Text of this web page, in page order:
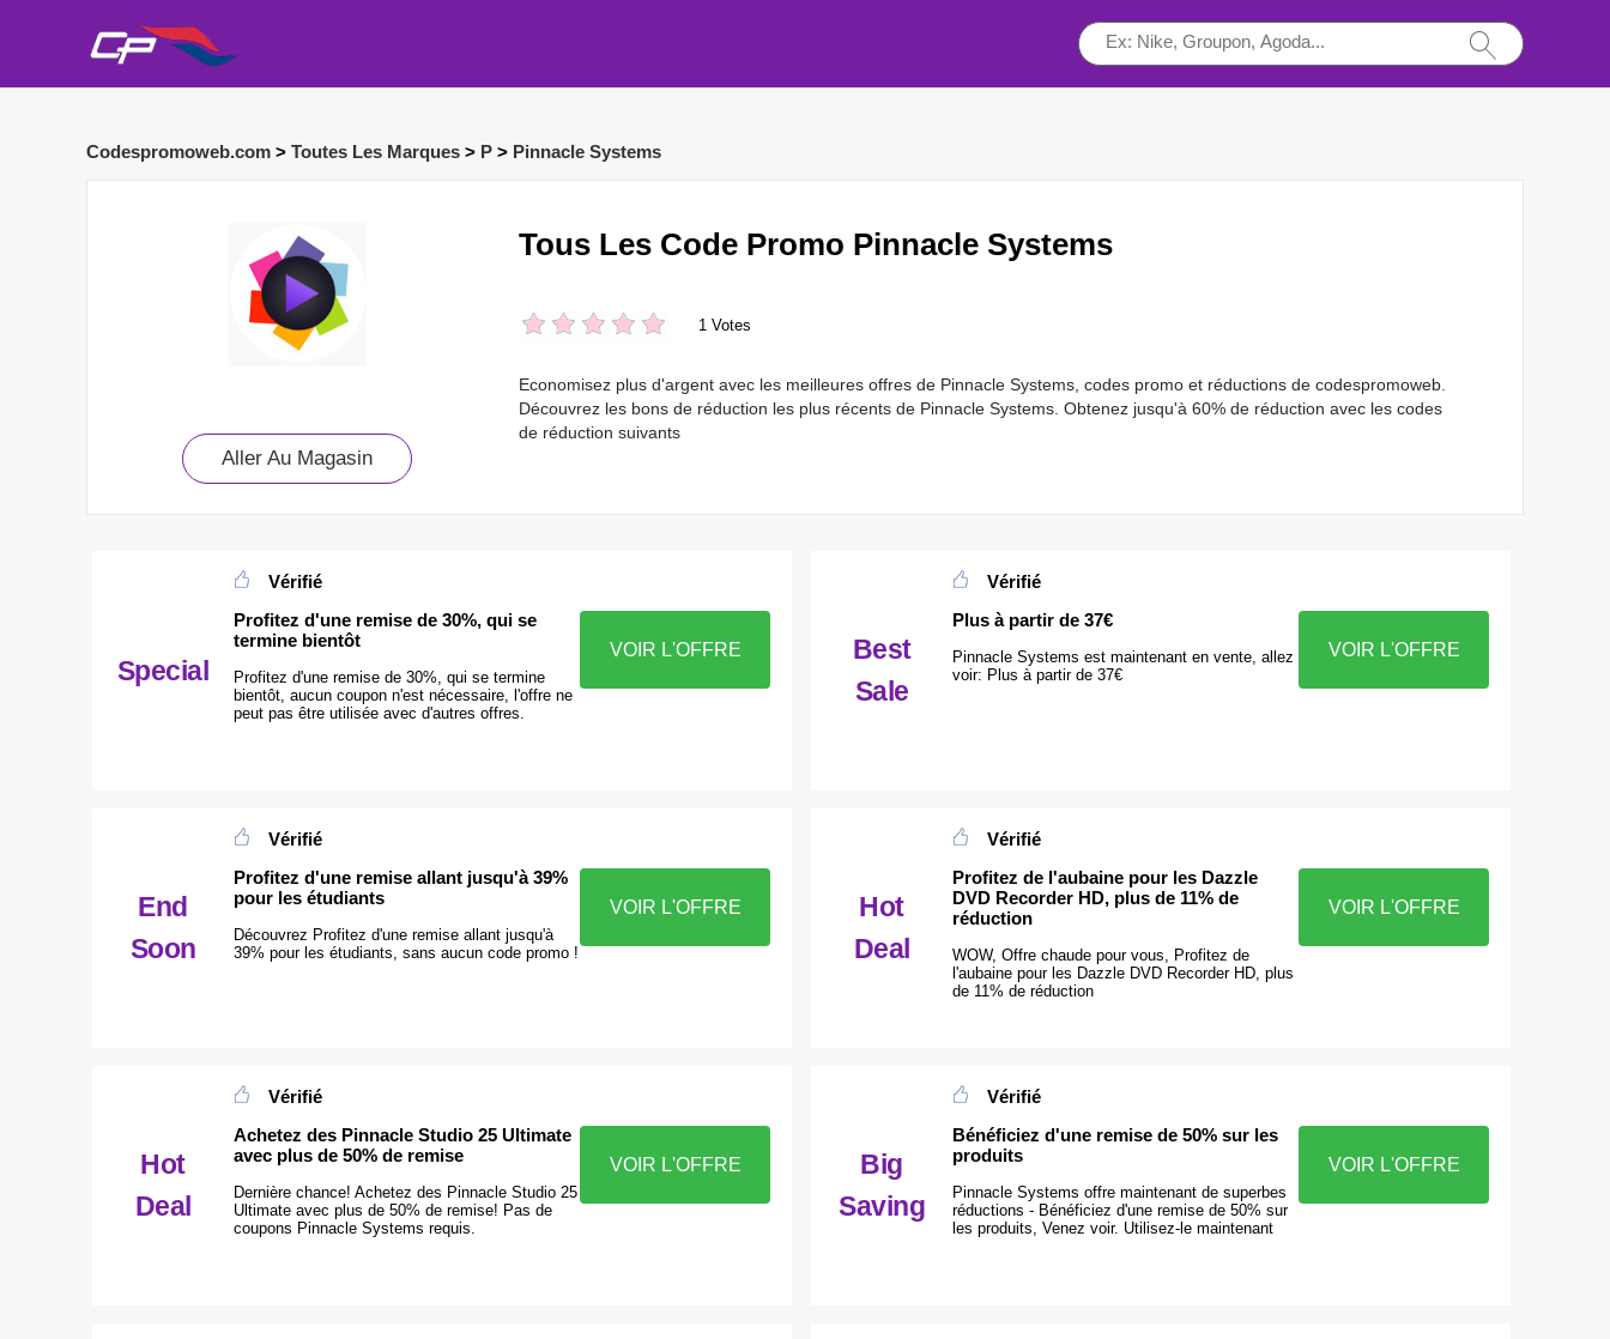
Codespromoweb.com > Toutes Les Marques > P > Pinnacle Systems
Aller Au Magasin
Tous Les Code Promo Pinnacle Systems
1 Votes
Economisez plus d'argent avec les meilleures offres de Pinnacle Systems, codes promo et réductions de codespromoweb.
Découvrez les bons de réduction les plus récents de Pinnacle Systems. Obtenez jusqu'à 60% de réduction avec les codes
de réduction suivants
Special
Vérifié
Profitez d'une remise de 30%, qui se
termine bientôt
Profitez d'une remise de 30%, qui se termine
bientôt, aucun coupon n'est nécessaire, l'offre ne
peut pas être utilisée avec d'autres offres.
VOIR L'OFFRE
Best
Sale
Vérifié
Plus à partir de 37€
Pinnacle Systems est maintenant en vente, allez
voir: Plus à partir de 37€
VOIR L'OFFRE
End
Soon
Vérifié
Profitez d'une remise allant jusqu'à 39%
pour les étudiants
Découvrez Profitez d'une remise allant jusqu'à
39% pour les étudiants, sans aucun code promo !
VOIR L'OFFRE
Hot
Deal
Vérifié
Profitez de l'aubaine pour les Dazzle
DVD Recorder HD, plus de 11% de
réduction
WOW, Offre chaude pour vous, Profitez de
l'aubaine pour les Dazzle DVD Recorder HD, plus
de 11% de réduction
VOIR L'OFFRE
Hot
Deal
Vérifié
Achetez des Pinnacle Studio 25 Ultimate
avec plus de 50% de remise
Dernière chance! Achetez des Pinnacle Studio 25
Ultimate avec plus de 50% de remise! Pas de
coupons Pinnacle Systems requis.
VOIR L'OFFRE
Big
Saving
Vérifié
Bénéficiez d'une remise de 50% sur les
produits
Pinnacle Systems offre maintenant de superbes
réductions - Bénéficiez d'une remise de 50% sur
les produits, Venez voir. Utilisez-le maintenant
VOIR L'OFFRE